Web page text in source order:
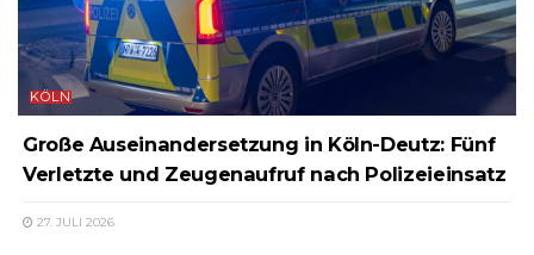
KÖLN
Große Auseinandersetzung in Köln-Deutz: Fünf
Verletzte und Zeugenaufruf nach Polizeieinsatz
27. JULI 2026